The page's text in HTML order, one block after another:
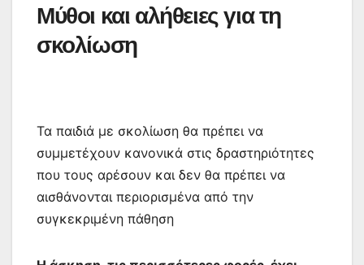
Μύθοι και αλήθειες για τη
σκολίωση
Τα παιδιά με σκολίωση θα πρέπει να
συμμετέχουν κανονικά στις δραστηριότητες
που τους αρέσουν και δεν θα πρέπει να
αισθάνονται περιορισμένα από την
συγκεκριμένη πάθηση